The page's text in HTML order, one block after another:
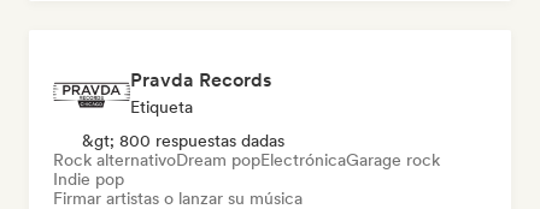
Pravda Records
Etiqueta
&gt; 800 respuestas dadas
Rock alternativoDream popElectrónicaGarage rock
Indie pop
Firmar artistas o lanzar su música